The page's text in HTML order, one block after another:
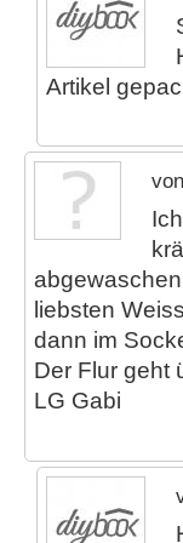
Artikel
liebsten
dann im
Der Flur geht
LG Gabi